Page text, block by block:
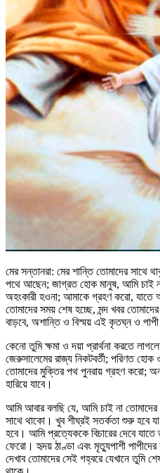
মের সন্তানরা: মের শান্তি তোমাদের সাথে
পথে আছেন; জাগ্রত হোক মানুষ, আমি চাই
অহংকারী হওনা; আমাকে গ্রহণ করো, যাতে
তোমাদের সময় শেষ হচ্ছে, মন্দ খবর তোমাদের
বাড়বে, অশান্তি ও বিস্ময় এই কৃতঘ্ন ও
কেনো তুমি ক্ষমা ও দয়া প্রার্থনা করতে
জেরুসালেমের রাজ্য নিকটবর্তী; পরিণত
তোমাদের মুক্তির পথ পুনরায় গ্রহণ করো;
হারিয়ে যাবে।
আমি আবার বলছি যে, আমি চাই না
সাথে থাকো। খুব শীঘ্রই সতর্কতা শুরু হবে
হবে। আমি প্রত্যেককে বিচারের দেবে
ফেরো। হৃদয় ঠাণ্ডা এবং মৃত্যুপাশী
দেখাব তোমাদের সেই গহ্বরে যেখানে তুমি